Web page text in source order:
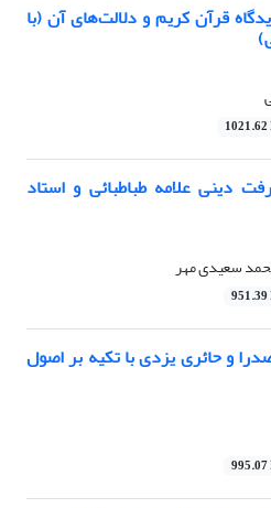
قرآن کریم و دلالت‌های آن (با
دینی علامه طباطبائی و استاد
سعیدی مهر
و حائری یزدی با تکیه بر اصول